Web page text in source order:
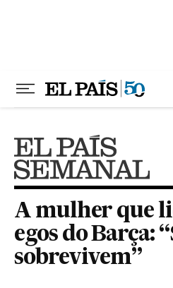
A mulher que
egos do Barça:
sobrevivem”